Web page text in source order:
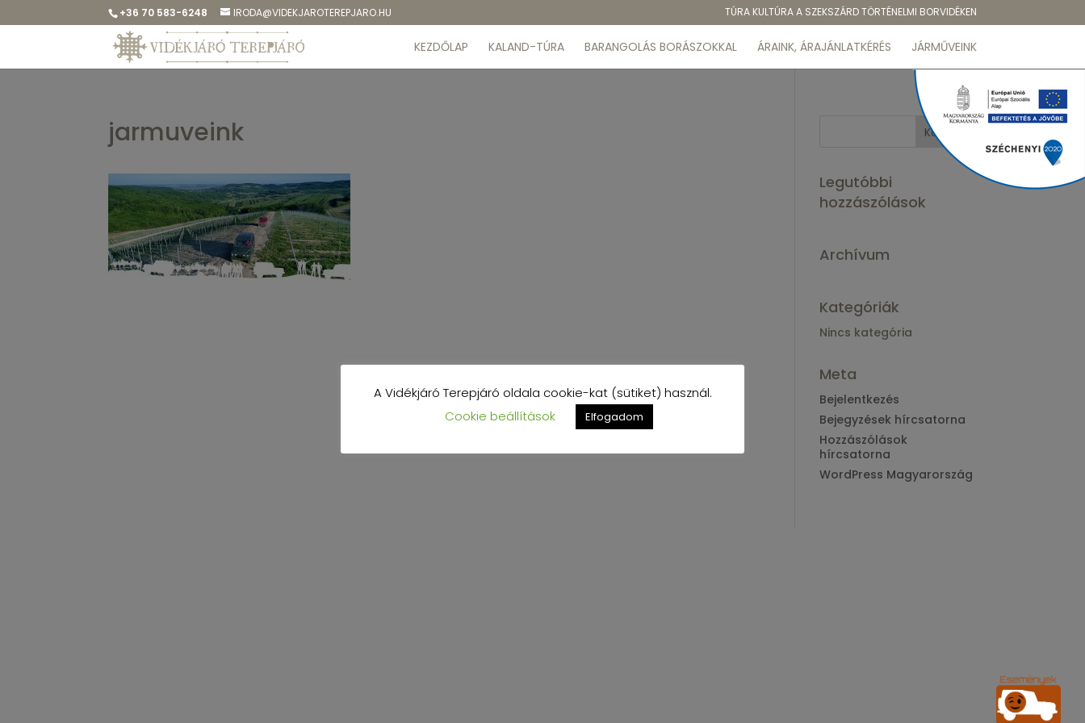
+36 70 583-6248 IRODA@VIDEKJAROTEREPJARO.HU TÚRA KULTÚRA A SZEKSZÁRD TÖRTÉNELMI BORVIDÉKEN
KEZDŐLAP KALAND-TÚRA BARANGOLÁS BORÁSZOKKAL ÁRAINK, ÁRAJÁNLATKÉRÉS JÁRMŰVEINK
jarmuveink
Legutóbbi
hozzászólások
Archívum
Kategóriák
Nincs kategória
Meta
Bejelentkezés
Bejegyzések hírcsatorna
Hozzászólások
hírcsatorna
WordPress Magyarország
A Vidékjáró Terepjáró oldala cookie-kat (sütiket) használ.
Cookie beállítások
Elfogadom